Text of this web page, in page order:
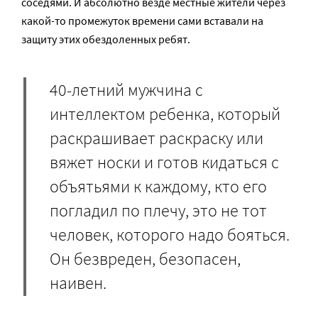
какой-то промежуток времени сами вставали на
защиту этих обездоленных ребят.
40-летний мужчина с
интеллектом ребенка, который
раскрашивает раскраску или
вяжет носки и готов кидаться с
объятьями к каждому, кто его
погладил по плечу, это не тот
человек, которого надо бояться.
Он безвреден, безопасен,
наивен.